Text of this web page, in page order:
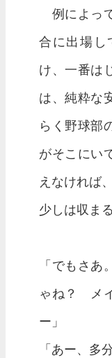
例によっ
合に出場し
け、一番は
は、純粋な
らく野球部
がそこにい
えなければ
少しは収ま
「でもさあ
ゃね？ メ
ー」
「あー、多